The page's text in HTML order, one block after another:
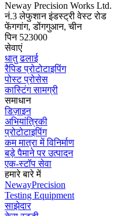
Neway Precision Works Ltd.
नं.3 लेफुशान इंडस्ट्री वेस्ट रोड
फेंगगांग, डोंगगुआन, चीन
पिन 523000
सेवाएं
धातु ढलाई
रैपिड प्रोटोटाइपिंग
पोस्ट प्रोसेस
कास्टिंग सामग्री
समाधान
डिज़ाइन
अभियांत्रिकी
प्रोटोटाइपिंग
कम मात्रा में विनिर्माण
बड़े पैमाने पर उत्पादन
एक-स्टॉप सेवा
हमारे बारे में
NewayPrecision
Testing Equipment
साझेदार